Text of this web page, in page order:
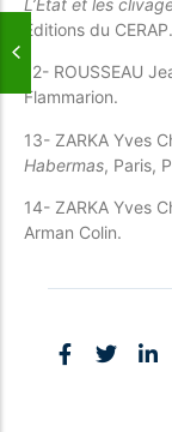
Éditions du CERAP.
12- ROUSSEAU
Flammarion.
13- ZARKA Yves
Habermas, Paris,
14- ZARKA Yves
Arman Colin.